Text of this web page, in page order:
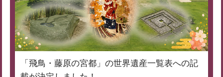
「飛鳥・藤原の宮都」の世界遺産一覧表への記